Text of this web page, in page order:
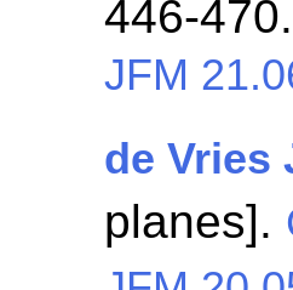
446-470.
JFM
de Vries
planes].